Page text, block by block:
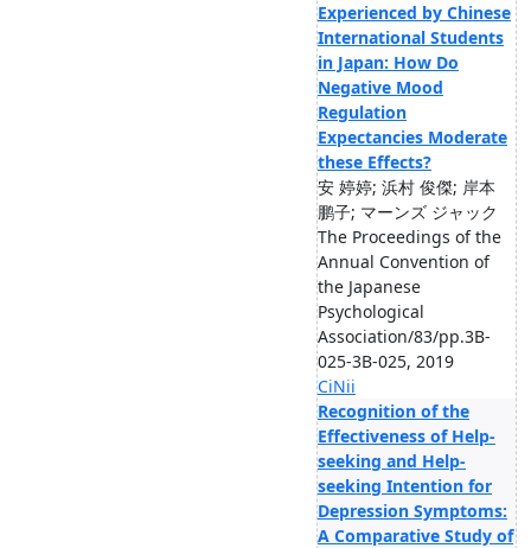
Experienced by Chinese
International Students
in Japan: How Do
Negative Mood
Regulation
Expectancies Moderate
these Effects?
安 婷婷; 浜村 俊傑; 岸本
鹏子; マーンズ ジャック
The Proceedings of the
Annual Convention of
the Japanese
Psychological
Association/83/pp.3B-
025-3B-025, 2019
CiNii
Recognition of the
Effectiveness of Help-
seeking and Help-
seeking Intention for
Depression Symptoms:
A Comparative Study of